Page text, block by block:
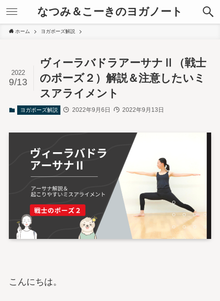
なつみ＆こーきのヨガノート
ホーム ヨガポーズ解説
ヴィーラバドラアーサナⅡ（戦士
のポーズ２）解説＆注意したいミ
スアライメント
2022
9/13
ヨガポーズ解説 2022年9月6日 2022年9月13日
こんにちは。